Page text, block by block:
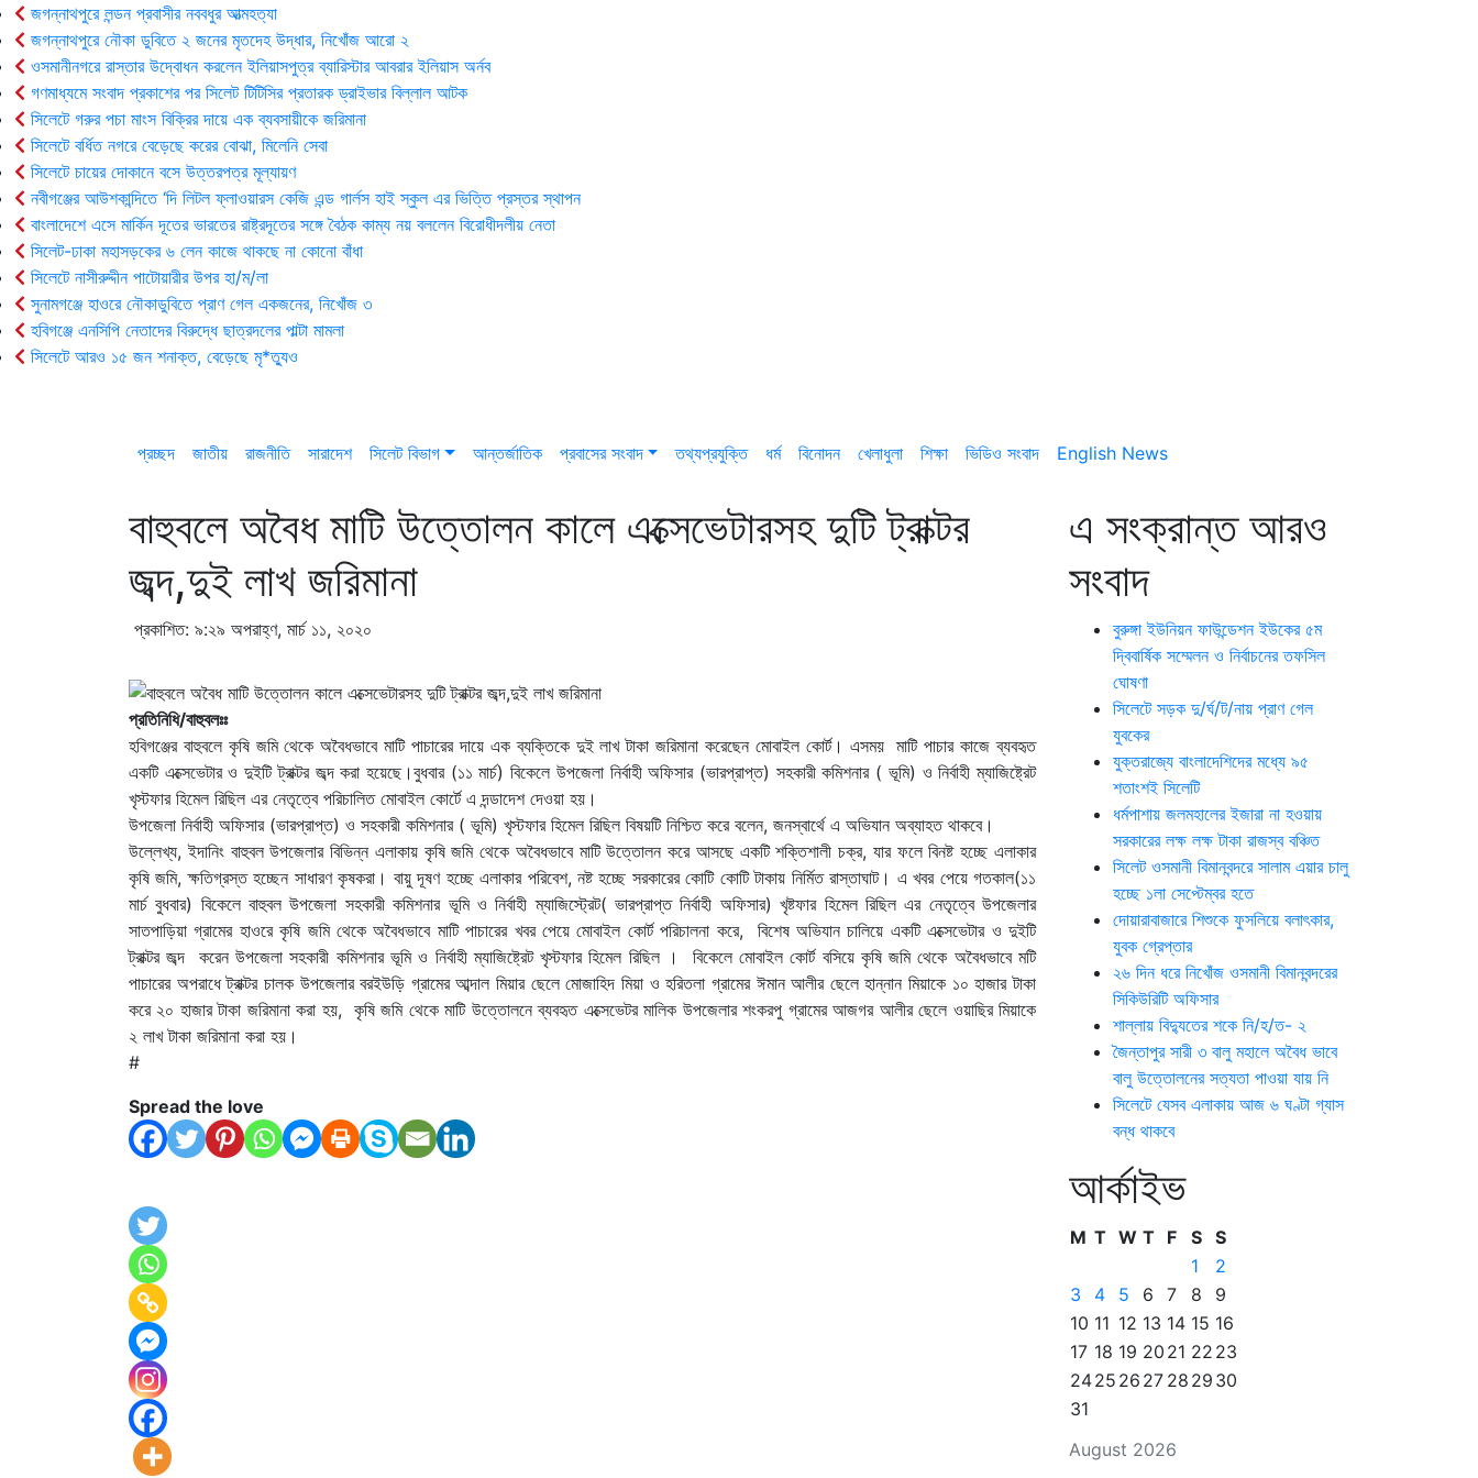
জগন্নাথপুরে লন্ডন প্রবাসীর নববধুর আত্মহত্যা
জগন্নাথপুরে নৌকা ডুবিতে ২ জনের মৃতদেহ উদ্ধার, নিখোঁজ আরো ২
ওসমানীনগরে রাস্তার উদ্বোধন করলেন ইলিয়াসপুত্র ব্যারিস্টার আবরার ইলিয়াস অর্নব
গণমাধ্যমে সংবাদ প্রকাশের পর সিলেট টিটিসির প্রতারক ড্রাইভার বিল্লাল আটক
সিলেটে গরুর পচা মাংস বিক্রির দায়ে এক ব্যবসায়ীকে জরিমানা
সিলেটে বর্ধিত নগরে বেড়েছে করের বোঝা, মিলেনি সেবা
সিলেটে চায়ের দোকানে বসে উত্তরপত্র মূল্যায়ণ
নবীগঞ্জের আউশকান্দিতে ‘দি লিটল ফ্লাওয়ারস কেজি এন্ড গার্লস হাই স্কুল এর ভিত্তি প্রস্তর স্থাপন
বাংলাদেশে এসে মার্কিন দূতের ভারতের রাষ্ট্রদূতের সঙ্গে বৈঠক কাম্য নয় বললেন বিরোধীদলীয় নেতা
সিলেট-ঢাকা মহাসড়কের ৬ লেন কাজে থাকছে না কোনো বাঁধা
সিলেটে নাসীরুদ্দীন পাটোয়ারীর উপর হা/ম/লা
সুনামগঞ্জে হাওরে নৌকাডুবিতে প্রাণ গেল একজনের, নিখোঁজ ৩
হবিগঞ্জে এনসিপি নেতাদের বিরুদ্ধে ছাত্রদলের পাল্টা মামলা
সিলেটে আরও ১৫ জন শনাক্ত, বেড়েছে মৃ*ত্যুও
প্রচ্ছদ জাতীয় রাজনীতি সারাদেশ সিলেট বিভাগ আন্তর্জাতিক প্রবাসের সংবাদ তথ্যপ্রযুক্তি ধর্ম বিনোদন খেলাধুলা শিক্ষা ভিডিও সংবাদ English News
বাহুবলে অবৈধ মাটি উত্তোলন কালে এক্সেভেটারসহ দুটি ট্রাক্টর
জব্দ,দুই লাখ জরিমানা
প্রকাশিত: ৯:২৯ অপরাহ্ণ, মার্চ ১১, ২০২০
প্রতিনিধি/বাহুবলঃঃ
হবিগঞ্জের বাহুবলে কৃষি জমি থেকে অবৈধভাবে মাটি পাচারের দায়ে এক ব্যক্তিকে দুই লাখ টাকা জরিমানা করেছেন মোবাইল কোর্ট। এসময় মাটি পাচার কাজে ব্যবহৃত
একটি এক্সেভেটার ও দুইটি ট্রাক্টর জব্দ করা হয়েছে।বুধবার (১১ মার্চ) বিকেলে উপজেলা নির্বাহী অফিসার (ভারপ্রাপ্ত) সহকারী কমিশনার ( ভূমি) ও নির্বাহী ম্যাজিষ্ট্রেট
খৃস্টফার হিমেল রিছিল এর নেতৃত্বে পরিচালিত মোবাইল কোর্টে এ দন্ডাদেশ দেওয়া হয়।
উপজেলা নির্বাহী অফিসার (ভারপ্রাপ্ত) ও সহকারী কমিশনার ( ভূমি) খৃস্টফার হিমেল রিছিল বিষয়টি নিশ্চিত করে বলেন, জনস্বার্থে এ অভিযান অব্যাহত থাকবে।
উল্লেখ্য, ইদানিং বাহুবল উপজেলার বিভিন্ন এলাকায় কৃষি জমি থেকে অবৈধভাবে মাটি উত্তোলন করে আসছে একটি শক্তিশালী চক্র, যার ফলে বিনষ্ট হচ্ছে এলাকার
কৃষি জমি, ক্ষতিগ্রস্ত হচ্ছেন সাধারণ কৃষকরা। বায়ু দূষণ হচ্ছে এলাকার পরিবেশ, নষ্ট হচ্ছে সরকারের কোটি কোটি টাকায় নির্মিত রাস্তাঘাট। এ খবর পেয়ে গতকাল(১১
মার্চ বুধবার) বিকেলে বাহুবল উপজেলা সহকারী কমিশনার ভূমি ও নির্বাহী ম্যাজিস্ট্রেট( ভারপ্রাপ্ত নির্বাহী অফিসার) খৃষ্টফার হিমেল রিছিল এর নেতৃত্বে উপজেলার
সাতপাড়িয়া গ্রামের হাওরে কৃষি জমি থেকে অবৈধভাবে মাটি পাচারের খবর পেয়ে মোবাইল কোর্ট পরিচালনা করে, বিশেষ অভিযান চালিয়ে একটি এক্সেভেটার ও দুইটি
ট্রাক্টর জব্দ করেন উপজেলা সহকারী কমিশনার ভূমি ও নির্বাহী ম্যাজিষ্ট্রেট খৃস্টফার হিমেল রিছিল । বিকেলে মোবাইল কোর্ট বসিয়ে কৃষি জমি থেকে অবৈধভাবে মটি
পাচারের অপরাধে ট্রাক্টর চালক উপজেলার বরইউড়ি গ্রামের আব্দাল মিয়ার ছেলে মোজাহিদ মিয়া ও হরিতলা গ্রামের ঈমান আলীর ছেলে হান্নান মিয়াকে ১০ হাজার টাকা
করে ২০ হাজার টাকা জরিমানা করা হয়, কৃষি জমি থেকে মাটি উত্তোলনে ব্যবহৃত এক্সেভেটর মালিক উপজেলার শংকরপু গ্রামের আজগর আলীর ছেলে ওয়াছির মিয়াকে
২ লাখ টাকা জরিমানা করা হয়।
#
Spread the love
এ সংক্রান্ত আরও
সংবাদ
বুরুঙ্গা ইউনিয়ন ফাউন্ডেশন ইউকের ৫ম
দ্বিবার্ষিক সম্মেলন ও নির্বাচনের তফসিল
ঘোষণা
সিলেটে সড়ক দু/র্ঘ/ট/নায় প্রাণ গেল
যুবকের
যুক্তরাজ্যে বাংলাদেশিদের মধ্যে ৯৫
শতাংশই সিলেটি
ধর্মপাশায় জলমহালের ইজারা না হওয়ায়
সরকারের লক্ষ লক্ষ টাকা রাজস্ব বঞ্চিত
সিলেট ওসমানী বিমানবন্দরে সালাম এয়ার চালু
হচ্ছে ১লা সেপ্টেম্বর হতে
দোয়ারাবাজারে শিশুকে ফুসলিয়ে বলাৎকার,
যুবক গ্রেপ্তার
২৬ দিন ধরে নিখোঁজ ওসমানী বিমানবন্দরের
সিকিউরিটি অফিসার
শাল্লায় বিদ্যুতের শকে নি/হ/ত- ২
জৈন্তাপুর সারী ৩ বালু মহালে অবৈধ ভাবে
বালু উত্তোলনের সত্যতা পাওয়া যায় নি
সিলেটে যেসব এলাকায় আজ ৬ ঘণ্টা গ্যাস
বন্ধ থাকবে
আর্কাইভ
August 2026
M T W T F S S
1
2
3
4 5 6 7 8
9
10 11 12 13 14 15 16
17 18 19 20 21 22 23
2425 26 27 28 29 30
31